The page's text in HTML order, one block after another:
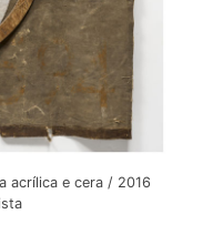
acrílica e cera / 2016